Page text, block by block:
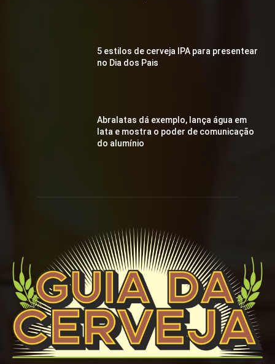
5 estilos de cerveja IPA para presentear
no Dia dos Pais
Abralatas dá exemplo, lança água em
lata e mostra o poder de comunicação
do alumínio